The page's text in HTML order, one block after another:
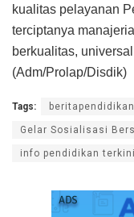
kualitas pelayanan
terciptanya
berkualitas,
(Adm/Prolap/Disdik)
Tags:
Gelar Sosialisasi
info pendidikan terkini